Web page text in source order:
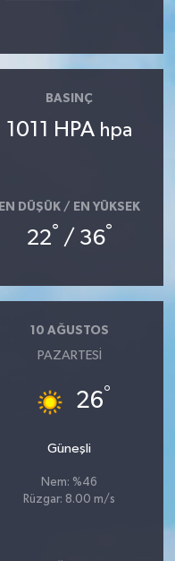
BASINÇ
1011 HPA hpa
EN DÜŞÜK / EN YÜKSEK
22° / 36°
10 AĞUSTOS
PAZARTESI
26°
Güneşli
Nem: %46
Rüzgar: 8.00 m/s